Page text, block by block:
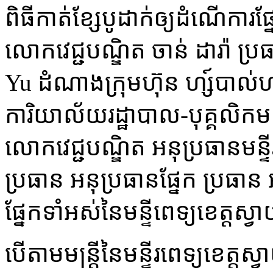
ពិធីកាត់ខ្សែបូដាក់ឲ្យដំណើការ
លោកវេជ្ជបណ្ឌិត ចាន់ ដារ៉ា ប្រ
Yu ដំណាងក្រុមហ៊ុន ហ្ស៍បាល់
ការិយាល័យរដ្ឋាបាល-បុគ្គលិកម
លោកវេជ្ជបណ្ឌិត អនុប្រធានម
ប្រធាន អនុប្រធានផ្នែក ប្រធា
ផ្នែកទាំអស់នៃមន្ទីពេទ្យខេត្តស្
បើតាមមន្ត្រីនៃមន្ទីរពេទ្យខេត្ត